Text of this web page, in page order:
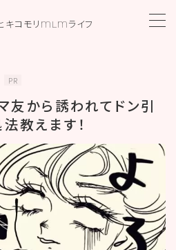
キコモリMLMライフ
PR
友から誘われてドン引
教えます！